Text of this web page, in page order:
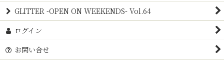
GLITTER -OPEN ON WEEKENDS- Vol.64
ログイン
お問い合せ